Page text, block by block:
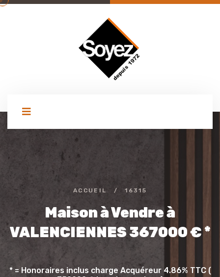
ACCUEIL / 16315
Maison à Vendre à
VALENCIENNES 367000 € *
* = Honoraires inclus charge Acquéreur 4.86% TTC (